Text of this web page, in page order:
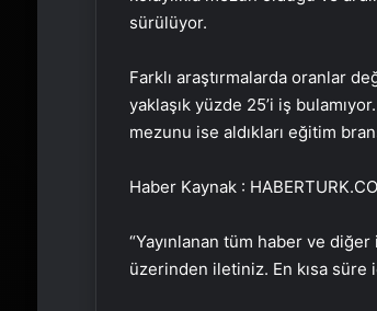
sürülüyor.
Farklı araştırmalarda oranlar
yaklaşık yüzde 25’i iş
mezunu ise aldıkları eğitim
Haber Kaynak :
“Yayınlanan tüm haber ve
üzerinden iletiniz. En kısa süre